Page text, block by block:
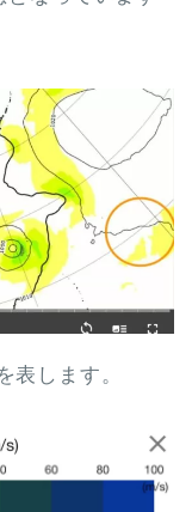
表します。